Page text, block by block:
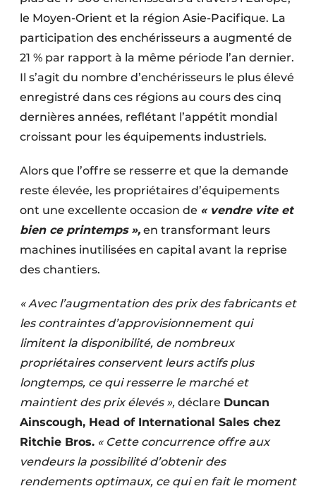
Façades
Géotextiles
Infrastructures souterraines et égouttage
Protection solaire
Rénovation
Sécurité incendie
Software
Techniques ferroviaires
le Moyen-Orient et la région Asie-Pacifique. La
participation des enchérisseurs a augmenté de
21 % par rapport à la même période l’an dernier.
Il s’agit du nombre d’enchérisseurs le plus élevé
enregistré dans ces régions au cours des cinq
dernières années, reflétant l’appétit mondial
croissant pour les équipements industriels.
Alors que l’offre se resserre et que la demande
reste élevée, les propriétaires d’équipements
ont une excellente occasion de « vendre vite et
bien ce printemps », en transformant leurs
machines inutilisées en capital avant la reprise
des chantiers.
« Avec l’augmentation des prix des fabricants et
les contraintes d’approvisionnement qui
limitent la disponibilité, de nombreux
propriétaires conservent leurs actifs plus
longtemps, ce qui resserre le marché et
maintient des prix élevés », déclare Duncan
Ainscough, Head of International Sales chez
Ritchie Bros. « Cette concurrence offre aux
vendeurs la possibilité d’obtenir des
rendements optimaux, ce qui en fait le moment